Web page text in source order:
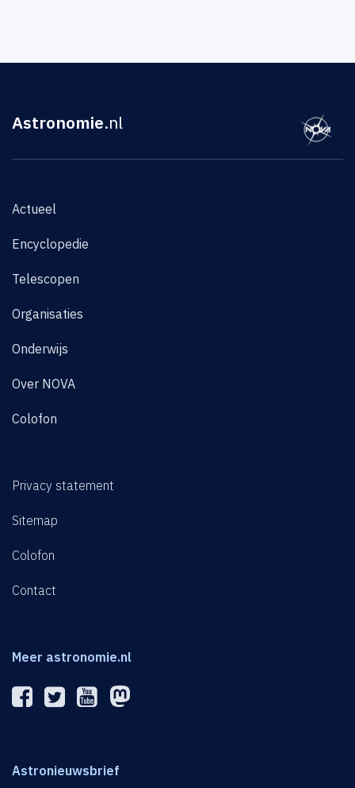
Astronomie.nl
Actueel
Encyclopedie
Telescopen
Organisaties
Onderwijs
Over NOVA
Colofon
Privacy statement
Sitemap
Colofon
Contact
Meer astronomie.nl
Astronieuwsbrief